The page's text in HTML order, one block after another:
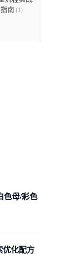
指南 (1)
色母/彩色
优化配方